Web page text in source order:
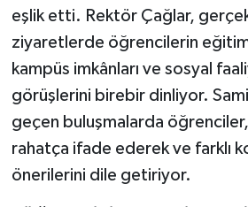
eşlik etti. Rektör Çağlar,
ziyaretlerde öğrencilerin
kampüs imkânları ve sosyal
görüşlerini birebir dinliyor.
geçen buluşmalarda öğrenciler,
rahatça ifade ederek ve farklı
önerilerini dile getiriyor.